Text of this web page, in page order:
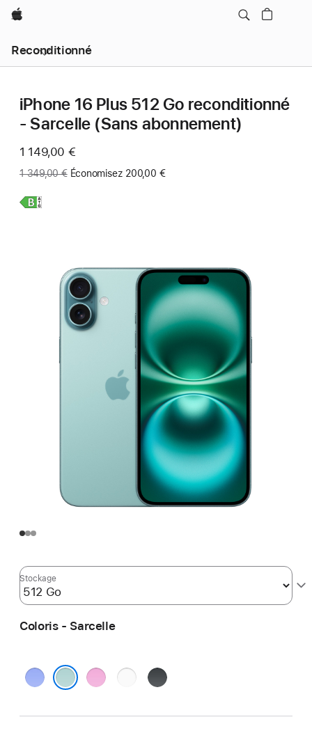
Apple
Reconditionné
iPhone 16 Plus 512 Go reconditionné
- Sarcelle (Sans abonnement)
Maintenant
1 149,00 €
Ancien
:
1 349,00 € Économisez 200,00 €
En
Stockage
Coloris - Sarcelle
Outremer Rose Blanc Noir